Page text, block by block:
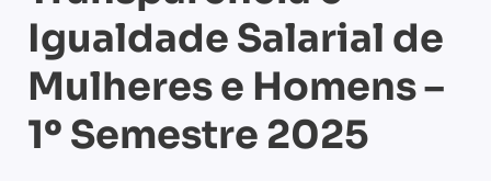
Igualdade Salarial de
Mulheres e Homens –
1º Semestre 2025